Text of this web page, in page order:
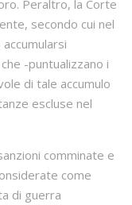
Peraltro, la Corte
secondo cui nel
-puntualizzano i
di tale accumulo
escluse nel
comminate e
come
di guerra